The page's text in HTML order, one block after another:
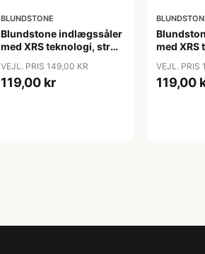
BLUNDSTONE
Blundstone indlægssåler
med XRS teknologi, str
VEJL. PRIS 149,00 KR
119,00 kr
med
VEJL. PRIS
119,00